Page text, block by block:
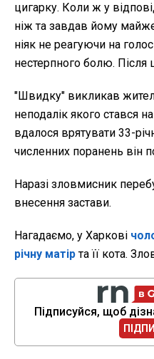
цигарку. Коли ж у
ніж та завдав йому
ніяк не реагуючи на
нестерпного болю. Після
"Швидку" викликав
неподалік якого стався
вдалося врятувати 33-
численних поранень він
Наразі зловмисник
внесення застави.
Нагадаємо, у Харкові
річну матірта її кота.
Підписуйся, щоб